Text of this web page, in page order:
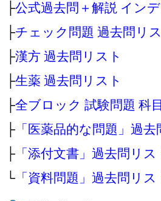
├公式過去問＋解説 イン
├チェック問題 過去問リ
├漢方 過去問リスト
├生薬 過去問リスト
├全ブロック 試験問題 科
├ 「医薬品的な問題」過去
├ 「添付文書」過去問リス
└ 「資料問題」過去問リス